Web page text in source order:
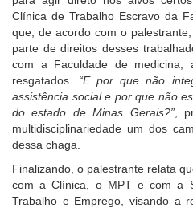
Clínica de Trabalho Escravo da
que, de acordo com o
parte de direitos desses
com a Faculdade de medicina,
resgatados. “E por que não
assistência social e por que não
do estado de Minas Gerais?”,
multidisciplinariedade um dos
dessa chaga.
Finalizando, o palestrante relata
com a Clínica, o MPT e com a
Trabalho e Emprego, visando a